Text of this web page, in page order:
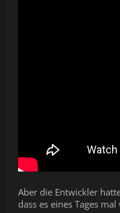
Aber die Entwickler
dass es eines Tages